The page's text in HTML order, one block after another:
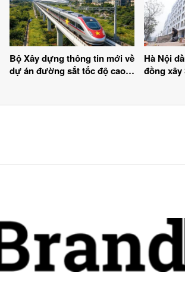
Bộ Xây dựng thông tin mới về
dự án đường sắt tốc độ cao
Hà Nội
đồng